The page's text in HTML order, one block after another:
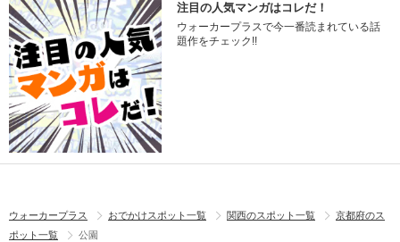
注目の人気マンガはコレだ！
ウォーカープラスで今一番読まれている話
題作をチェック!!
ウォーカープラス おでかけスポット一覧 関西のスポット一覧
京都府のス
ポット一覧
公園